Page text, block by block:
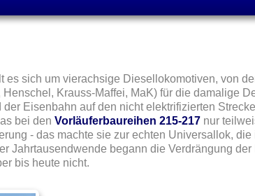
es sich um vierachsige Diesellokomotiven, von
Henschel, Krauss-Maffei, MaK) für die damalige
Eisenbahn auf den nicht elektrifizierten
bei denVorläuferbaureihen 215-217 nur
- das machte sie zur echten Universallok,
Jahrtausendwende begann die Verdrängung
bis heute nicht.